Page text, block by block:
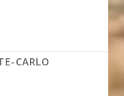
CARLO